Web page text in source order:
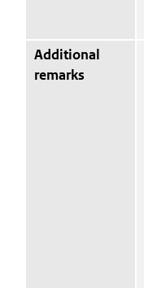
Additional
remarks